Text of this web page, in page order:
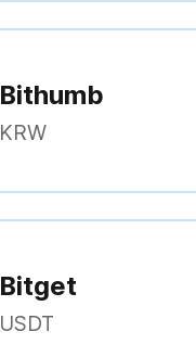
Bithumb
KRW
Bitget
USDT